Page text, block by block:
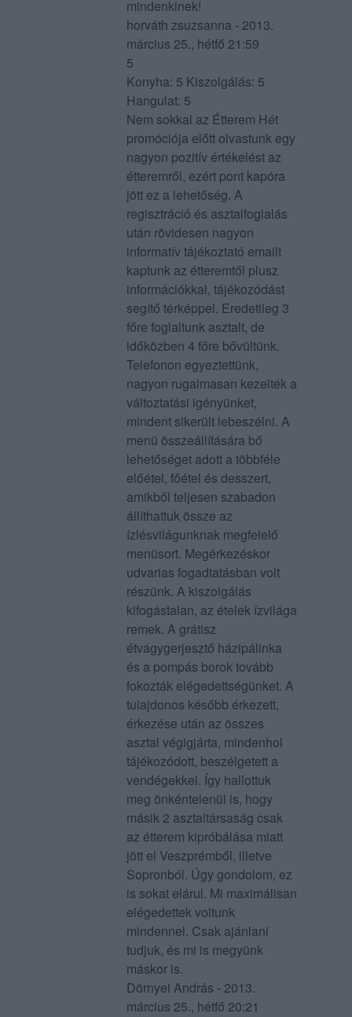
mindenkinek!
horváth zsuzsanna - 2013.
március 25., hétfő 21:59
5
Konyha: 5 Kiszolgálás: 5
Hangulat: 5
Nem sokkal az Étterem Hét
promóciója előtt olvastunk egy
nagyon pozitív értékelést az
étteremről, ezért pont kapóra
jött ez a lehetőség. A
regisztráció és asztalfoglalás
után rövidesen nagyon
informatív tájékoztató emailt
kaptunk az étteremtől plusz
információkkal, tájékozódást
segítő térképpel. Eredetileg 3
főre foglaltunk asztalt, de
időközben 4 főre bővültünk.
Telefonon egyeztettünk,
nagyon rugalmasan kezelték a
változtatási igényünket,
mindent sikerült lebeszélni. A
menü összeállítására bő
lehetőséget adott a többféle
előétel, főétel és desszert,
amikből teljesen szabadon
állíthattuk össze az
ízlésvilágunknak megfelelő
menüsort. Megérkezéskor
udvarias fogadtatásban volt
részünk. A kiszolgálás
kifogástalan, az ételek ízvilága
remek. A grátisz
étvágygerjesztő házipálinka
és a pompás borok tovább
fokozták elégedettségünket. A
tulajdonos később érkezett,
érkezése után az összes
asztal végigjárta, mindenhol
tájékozódott, beszélgetett a
vendégekkel. Így hallottuk
meg önkéntelenül is, hogy
másik 2 asztaltársaság csak
az étterem kipróbálása miatt
jött el Veszprémből, illetve
Sopronból. Úgy gondolom, ez
is sokat elárul. Mi maximálisan
elégedettek voltunk
mindennel. Csak ajánlani
tudjuk, és mi is megyünk
máskor is.
Dörnyei András - 2013.
március 25., hétfő 20:21